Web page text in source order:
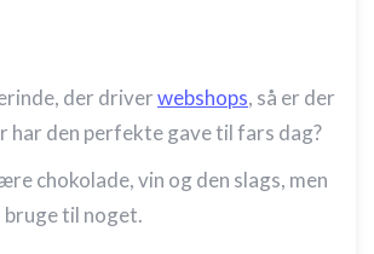
der driverwebshops, så er der
har den perfekte gave til fars dag?
chokolade, vin og den slags, men
bruge til noget.